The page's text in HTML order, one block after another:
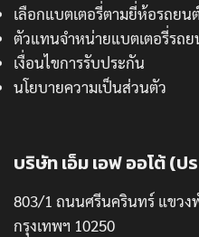
เลือกแบตเตอรี่ตามยี่ห้อรถยนต์
ตัวแทนจำหน่ายแบตเตอรี่รถย
เงื่อนไขการรับประกัน
นโยบายความเป็นส่วนตัว
บริษัท เอ็ม เอฟ ออโต้ (ป
803/1 ถนนศรีนครินทร์ แขวง
กรุงเทพฯ 10250